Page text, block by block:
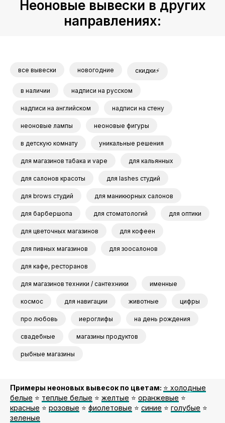
Неоновые вывески в других
направлениях:
все вывески новогодние скидки⚡
в наличии надписи на русском
надписи на английском надписи на стену
неоновые лампы неоновые фигуры
в детскую комнату уникальные решения
для магазинов табака и vape для кальянных
для салонов красоты для lashes студий
для brows студий для маникюрных салонов
для барбершопа для стоматологий для оптики
для цветочных магазинов для кофеен
для пивных магазинов для зоосалонов
для кафе, ресторанов
для магазинов техники / сантехники именные
космос для навигации животные цифры
про любовь иероглифы на день рождения
свадебные магазины продуктов
рыбные магазины
Примеры неоновых вывесок по цветам: ⭐️ холодные
белые ⭐️ теплые белые ⭐️ желтые ⭐️ оранжевые ⭐️
красные ⭐️ розовые ⭐️ фиолетовые ⭐️ синие ⭐️ голубые ⭐️
зеленые